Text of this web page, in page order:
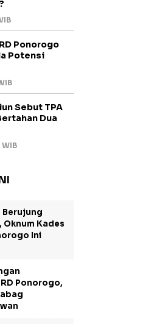
Ponorogo
Potensi
Sebut TPA
Dua
Berujung
Oknum Kades
Ini
Ponorogo,